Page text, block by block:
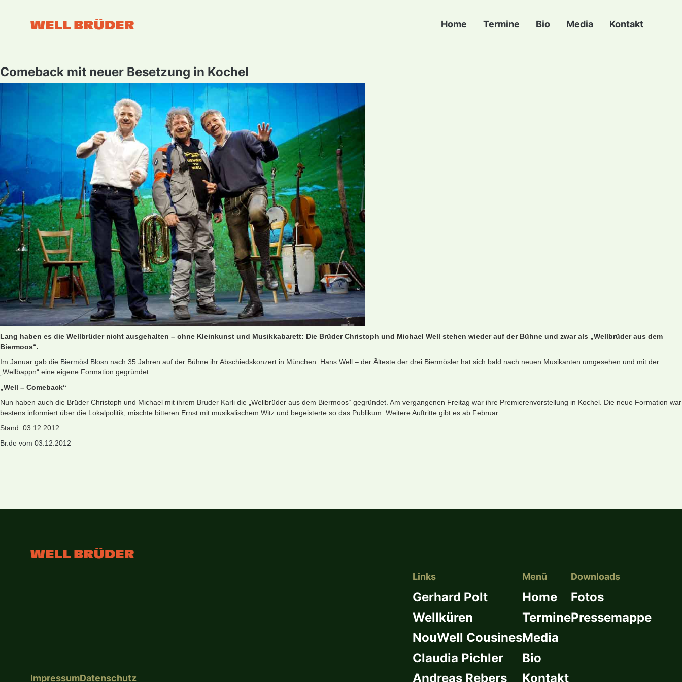
Home Termine Bio Media Kontakt
Comeback mit neuer Besetzung in Kochel
Lang haben es die Wellbrüder nicht ausgehalten – ohne Kleinkunst und Musikkabarett: Die Brüder Christoph und Michael Well stehen wieder auf der Bühne und zwar als „Wellbrüder aus dem
Biermoos“.
Im Januar gab die Biermösl Blosn nach 35 Jahren auf der Bühne ihr Abschiedskonzert in München. Hans Well – der Älteste der drei Biermösler hat sich bald nach neuen Musikanten umgesehen und mit der
„Wellbappn“ eine eigene Formation gegründet.
„Well – Comeback“
Nun haben auch die Brüder Christoph und Michael mit ihrem Bruder Karli die „Wellbrüder aus dem Biermoos“ gegründet. Am vergangenen Freitag war ihre Premierenvorstellung in Kochel. Die neue Formation war
bestens informiert über die Lokalpolitik, mischte bitteren Ernst mit musikalischem Witz und begeisterte so das Publikum. Weitere Auftritte gibt es ab Februar.
Stand: 03.12.2012
Br.de vom 03.12.2012
ImpressumDatenschutz
Links
Gerhard Polt
Wellküren
NouWell Cousines
Claudia Pichler
Andreas Rebers
Menü
Home
Termine
Media
Bio
Kontakt
Downloads
Fotos
Pressemappe